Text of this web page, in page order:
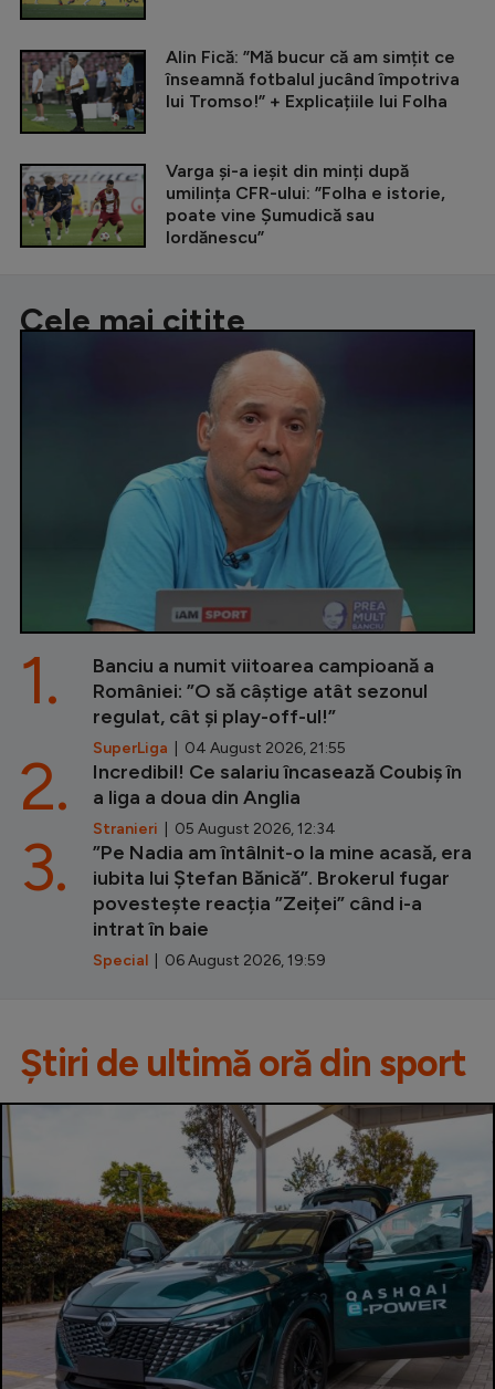
Alin Fică: ”Mă bucur că am simțit ce
înseamnă fotbalul jucând împotriva
lui Tromso!” + Explicațiile lui Folha
Varga și-a ieșit din minți după
umilința CFR-ului: ”Folha e istorie,
poate vine Șumudică sau
Iordănescu”
Cele mai citite
Banciu a numit viitoarea campioană a
României: ”O să câștige atât sezonul
regulat, cât și play-off-ul!”
SuperLiga | 04 August 2026, 21:55
1.
Incredibil! Ce salariu încasează Coubiș în
a liga a doua din Anglia
Stranieri | 05 August 2026, 12:34
2.
”Pe Nadia am întâlnit-o la mine acasă, era
iubita lui Ștefan Bănică”. Brokerul fugar
povestește reacția ”Zeiței” când i-a
intrat în baie
Special | 06 August 2026, 19:59
3.
Știri de ultimă oră din sport